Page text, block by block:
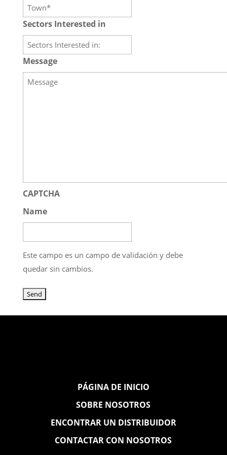
Sectors Interested in
Message
CAPTCHA
Name
Este campo es un campo de validación y debe
quedar sin cambios.
PÁGINA DE INICIO
SOBRE NOSOTROS
ENCONTRAR UN DISTRIBUIDOR
CONTACTAR CON NOSOTROS